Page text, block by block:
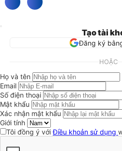
Tạo tài
Đăng ký
HOẶC
Họ và tên
Email
Số điện thoại
Mật khẩu
Xác nhận mật khẩu
Giới tính
Tôi đồng ý vớiĐiều khoản sử dụng